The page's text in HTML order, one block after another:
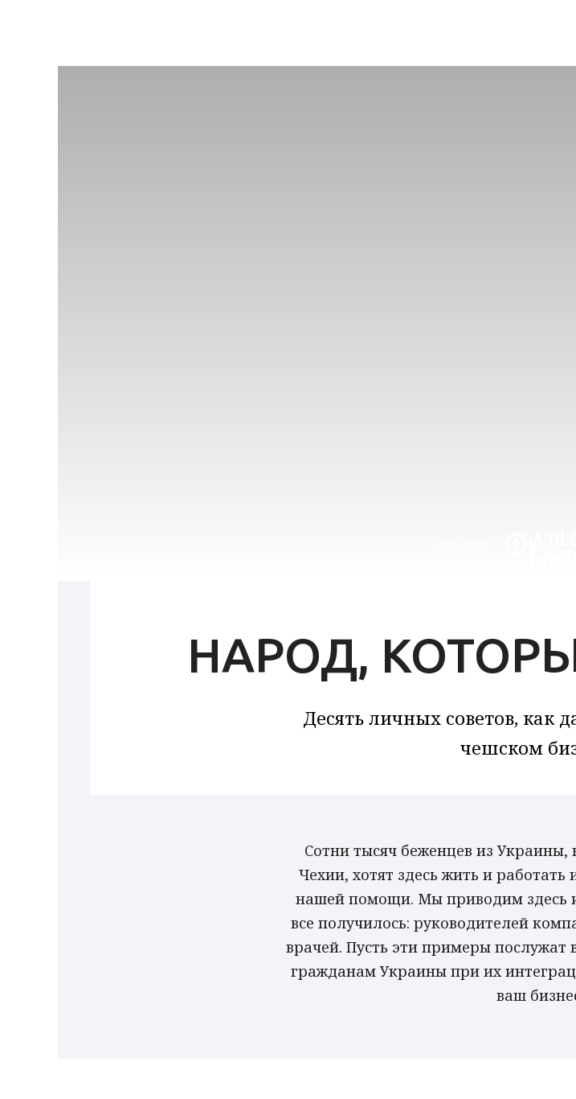
НАРОД,
Десять личных советов, как
чешском
Сотни тысяч беженцев из
Чехии, хотят здесь жить и
нашей помощи. Мы приводим здесь
все получилось: руководителей
врачей. Пусть эти примеры
гражданам Украины при их
ваш